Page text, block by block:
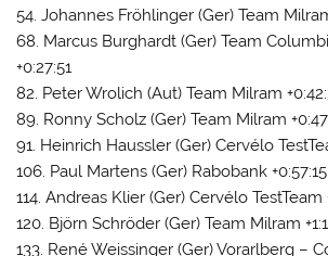
54. Johannes Fröhlinger (Ger) Team
68. Marcus Burghardt (Ger) Team
+0:27:51
82. Peter Wrolich (Aut) Team Milram
89. Ronny Scholz (Ger) Team Milram
91. Heinrich Haussler (Ger) Cervélo
106. Paul Martens (Ger) Rabobank +0:57:15
114. Andreas Klier (Ger) Cervélo TestTeam
120. Björn Schröder (Ger) Team Milram
133. René Weissinger (Ger) Vorarlberg –